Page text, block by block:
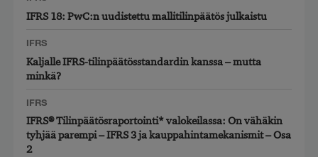
IFRS 18: PwC:n uudistettu mallitilinpäätös julkaistu
IFRS
Kaljalle IFRS-tilinpäätösstandardin kanssa – mutta
minkä?
IFRS
IFRS® Tilinpäätösraportointi* valokeilassa: On vähäkin
tyhjää parempi – IFRS 3 ja kauppahintamekanismit – Osa
2